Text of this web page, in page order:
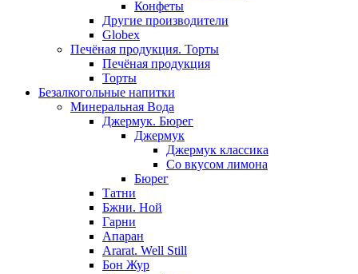
Конфеты
Другие производители
Globex
Печёная продукция. Торты
Печёная продукция
Торты
Безалкогольные напитки
Минеральная Вода
Джермук. Бюрег
Джермук
Джермук классика
Со вкусом лимона
Бюрег
Татни
Бжни. Ной
Гарни
Апаран
Ararat. Well Still
Бон Жур